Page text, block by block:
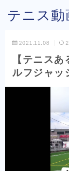
テニス動
2021.11.08
【テニス
ルフジャ